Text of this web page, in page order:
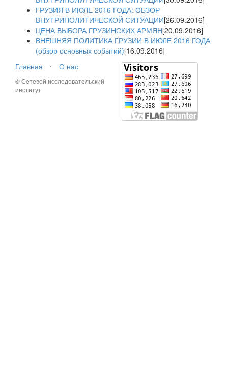
ГРУЗИЯ В ИЮЛЕ 2016 ГОДА: ОБЗОР
ВНУТРИПОЛИТИЧЕСКОЙ СИТУАЦИИ[26.09.2016]
ЦЕНА ВЫБОРА ГРУЗИНСКИХ АРМЯН[20.09.2016]
ВНЕШНЯЯ ПОЛИТИКА ГРУЗИИ В ИЮЛЕ 2016 ГОДА
(обзор основных событий)[16.09.2016]
Главная
⋅ О нас
© Сетевой исследовательский
институт